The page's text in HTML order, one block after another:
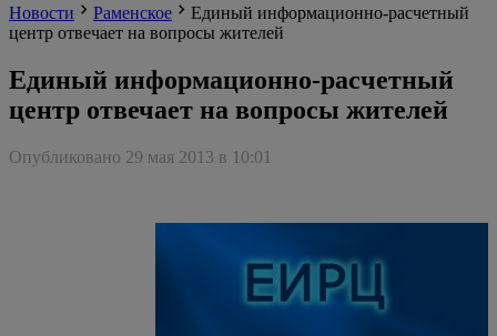
Новости
Раменское
Единый информационно-расчетный
центр отвечает на вопросы жителей
Единый информационно-расчетный
центр отвечает на вопросы жителей
Опубликовано 29 мая 2013 в 10:01